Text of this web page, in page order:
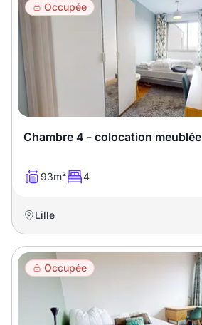
Occupée
Chambre 4 - colocation meublée
93m² 4
Lille
Occupée